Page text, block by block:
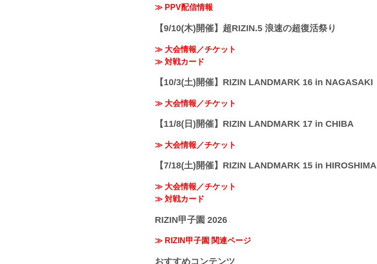
≫ PPV配信情報
【9/10(木)開催】超RIZIN.5 浪速の超復活祭り
≫ 大会情報／チケット
≫ 対戦カード
【10/3(土)開催】RIZIN LANDMARK 16 in NAGASAKI
≫ 大会情報／チケット
【11/8(日)開催】RIZIN LANDMARK 17 in CHIBA
≫ 大会情報／チケット
【7/18(土)開催】RIZIN LANDMARK 15 in HIROSHIMA
≫ 大会情報／チケット
≫ 対戦カード
RIZIN甲子園 2026
≫ RIZIN甲子園 関連ページ
おすすめコンテンツ